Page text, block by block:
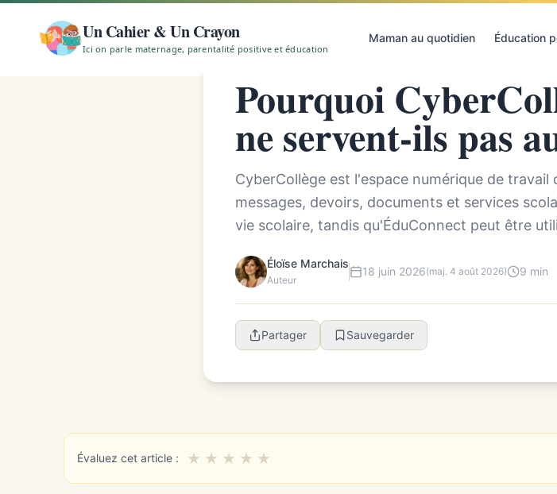
Un Cahier & Un Crayon
Ici on parle maternage, parentalité positive et éducation
Maman au quotidien Éducation
Accueil
Pourquoi
ne servent-ils pas
CyberCollège est l'espace numérique de
messages, devoirs, documents et services
vie scolaire, tandis qu'ÉduConnect peut être
Éloïse Marchais
Auteur
18 juin 2026(maj. 4 août 2026) 9 min
Partager Sauvegarder
Évaluez cet article : ★ ★ ★ ★ ★